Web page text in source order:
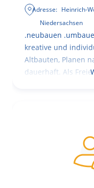
Adresse: Heinrich-
Niedersachsen
.neubauen
kreative und
Altbauten, Planen
dauerhaft. Als Freie